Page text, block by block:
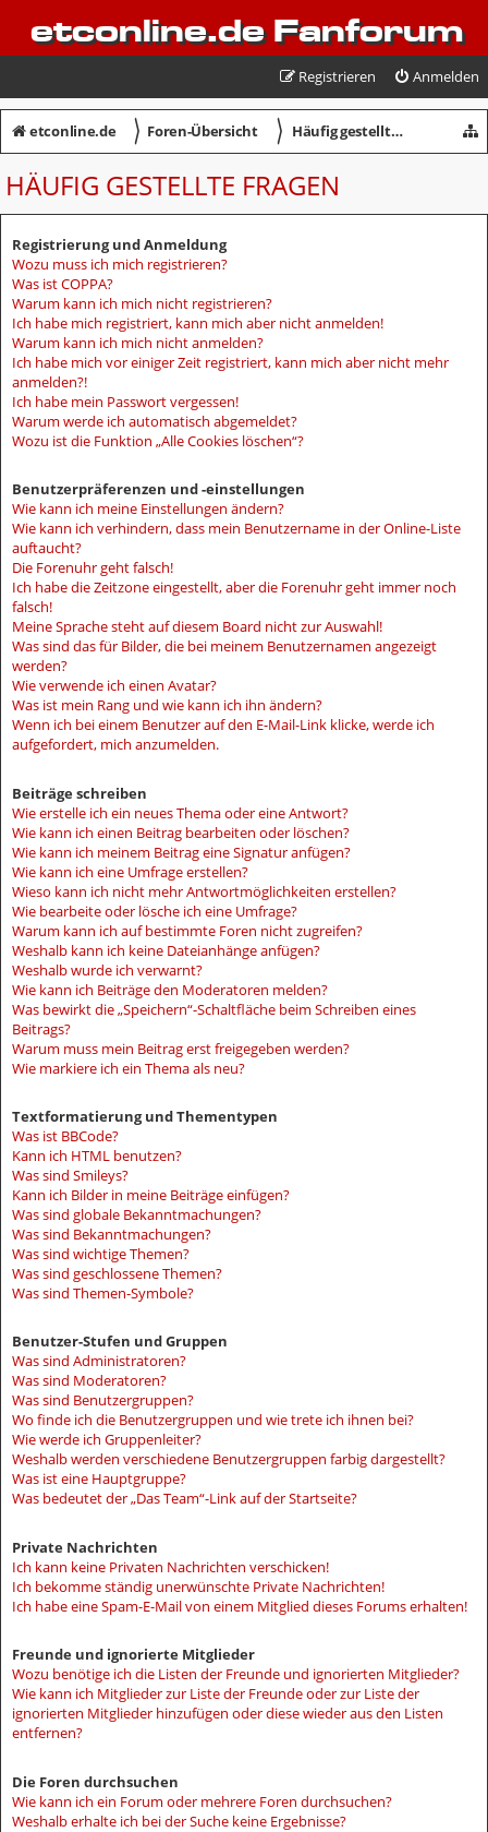
etconline.de Fanforum
Anmelden
Registrieren
etconline.de 〉 Foren-Übersicht 〉 Häufig gestellte Fragen
HÄUFIG GESTELLTE FRAGEN
Registrierung und Anmeldung
Wozu muss ich mich registrieren?
Was ist COPPA?
Warum kann ich mich nicht registrieren?
Ich habe mich registriert, kann mich aber nicht anmelden!
Warum kann ich mich nicht anmelden?
Ich habe mich vor einiger Zeit registriert, kann mich aber nicht mehr
anmelden?!
Ich habe mein Passwort vergessen!
Warum werde ich automatisch abgemeldet?
Wozu ist die Funktion „Alle Cookies löschen“?
Benutzerpräferenzen und -einstellungen
Wie kann ich meine Einstellungen ändern?
Wie kann ich verhindern, dass mein Benutzername in der Online-Liste
auftaucht?
Die Forenuhr geht falsch!
Ich habe die Zeitzone eingestellt, aber die Forenuhr geht immer noch
falsch!
Meine Sprache steht auf diesem Board nicht zur Auswahl!
Was sind das für Bilder, die bei meinem Benutzernamen angezeigt
werden?
Wie verwende ich einen Avatar?
Was ist mein Rang und wie kann ich ihn ändern?
Wenn ich bei einem Benutzer auf den E-Mail-Link klicke, werde ich
aufgefordert, mich anzumelden.
Beiträge schreiben
Wie erstelle ich ein neues Thema oder eine Antwort?
Wie kann ich einen Beitrag bearbeiten oder löschen?
Wie kann ich meinem Beitrag eine Signatur anfügen?
Wie kann ich eine Umfrage erstellen?
Wieso kann ich nicht mehr Antwortmöglichkeiten erstellen?
Wie bearbeite oder lösche ich eine Umfrage?
Warum kann ich auf bestimmte Foren nicht zugreifen?
Weshalb kann ich keine Dateianhänge anfügen?
Weshalb wurde ich verwarnt?
Wie kann ich Beiträge den Moderatoren melden?
Was bewirkt die „Speichern“-Schaltfläche beim Schreiben eines
Beitrags?
Warum muss mein Beitrag erst freigegeben werden?
Wie markiere ich ein Thema als neu?
Textformatierung und Thementypen
Was ist BBCode?
Kann ich HTML benutzen?
Was sind Smileys?
Kann ich Bilder in meine Beiträge einfügen?
Was sind globale Bekanntmachungen?
Was sind Bekanntmachungen?
Was sind wichtige Themen?
Was sind geschlossene Themen?
Was sind Themen-Symbole?
Benutzer-Stufen und Gruppen
Was sind Administratoren?
Was sind Moderatoren?
Was sind Benutzergruppen?
Wo finde ich die Benutzergruppen und wie trete ich ihnen bei?
Wie werde ich Gruppenleiter?
Weshalb werden verschiedene Benutzergruppen farbig dargestellt?
Was ist eine Hauptgruppe?
Was bedeutet der „Das Team“-Link auf der Startseite?
Private Nachrichten
Ich kann keine Privaten Nachrichten verschicken!
Ich bekomme ständig unerwünschte Private Nachrichten!
Ich habe eine Spam-E-Mail von einem Mitglied dieses Forums erhalten!
Freunde und ignorierte Mitglieder
Wozu benötige ich die Listen der Freunde und ignorierten Mitglieder?
Wie kann ich Mitglieder zur Liste der Freunde oder zur Liste der
ignorierten Mitglieder hinzufügen oder diese wieder aus den Listen
entfernen?
Die Foren durchsuchen
Wie kann ich ein Forum oder mehrere Foren durchsuchen?
Weshalb erhalte ich bei der Suche keine Ergebnisse?